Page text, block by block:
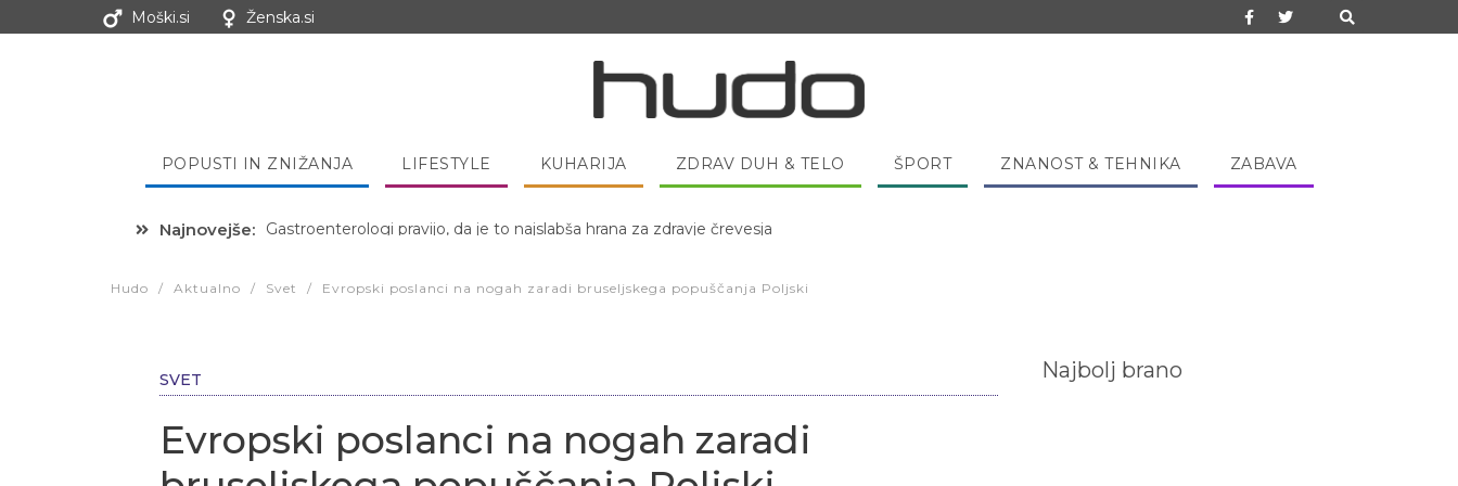
Moški.si Ženska.si
POPUSTI IN ZNIŽANJA LIFESTYLE KUHARIJA ZDRAV DUH & TELO ŠPORT ZNANOST & TEHNIKA ZABAVA
Najnovejše: Hibernacijska dieta: Zakaj je pred spanjem dobro pojesti žlico medu?
Hudo / Aktualno / Svet / Evropski poslanci na nogah zaradi bruseljskega popuščanja Poljski
SVET
Evropski poslanci na nogah zaradi
Najbolj brano